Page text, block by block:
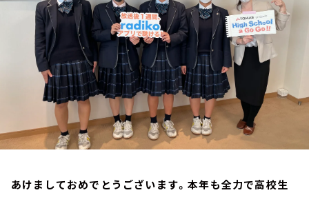
あけましておめでとうございます。本年も全力で高校生